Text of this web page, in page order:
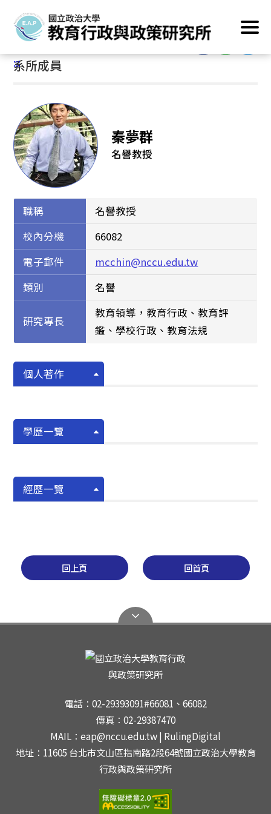
到
要
內
首頁 /本所簡介 / 系所成員
:::
系所成員
秦夢群
名譽教授
職稱
名譽教授
校內分機
66082
電子郵件
mcchin@nccu.edu.tw
類別
名譽
研究專長
教育領導，教育行政、教育評
鑑、學校行政、教育法規
個人著作
學歷一覽
經歷一覽
回上頁 回首頁
電話：02-29393091#66081、66082
傳真：02-29387470
MAIL：eap@nccu.edu.tw | RulingDigital
地址：11605 台北市文山區指南路2段64號國立政治大學教育
行政與政策研究所